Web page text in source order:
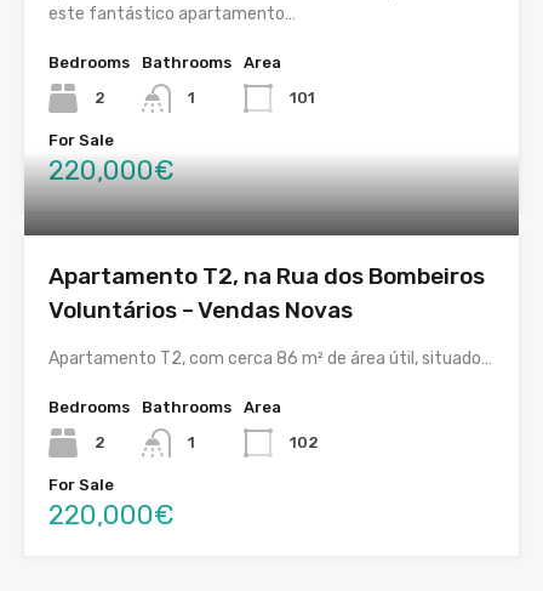
este fantástico apartamento…
Bedrooms
2
Bathrooms
1
Area
101
For Sale
220,000€
Apartamento T2, na Rua dos Bombeiros
Voluntários – Vendas Novas
Apartamento T2, com cerca 86 m² de área útil, situado…
Bedrooms
2
Bathrooms
1
Area
102
For Sale
220,000€